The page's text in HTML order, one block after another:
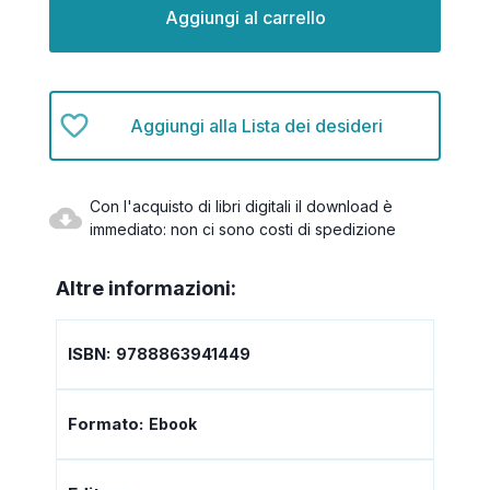
Aggiungi alla Lista dei desideri
Con l'acquisto di libri digitali il download è
immediato: non ci sono costi di spedizione
Altre informazioni:
ISBN: 9788863941449
Formato: Ebook